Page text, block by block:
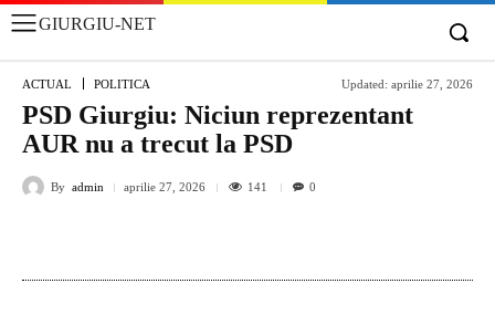
GIURGIU-NET
ACTUAL POLITICA Updated: aprilie 27, 2026
PSD Giurgiu: Niciun reprezentant
AUR nu a trecut la PSD
By admin aprilie 27, 2026 141 0